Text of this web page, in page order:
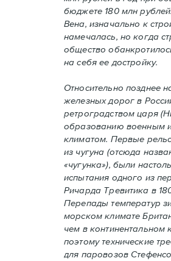
бюджете 180 млн
Вена, изначально к
намечалась, но когда
общество
на себя ее достройку.
Относительно позднее
железных дорог в
ретроградством царя
образованию военным
климатом. Первые
из чугуна (отсюда
«чугунка»), были
испытания одного из
Ричарда Тревитика в
Перепады температур
морском климате
чем в континентальном
поэтому технические
для паровозов